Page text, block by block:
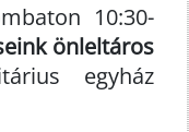
10:30-
önleltáros
egyház